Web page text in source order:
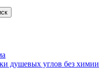
душевых углов без химии